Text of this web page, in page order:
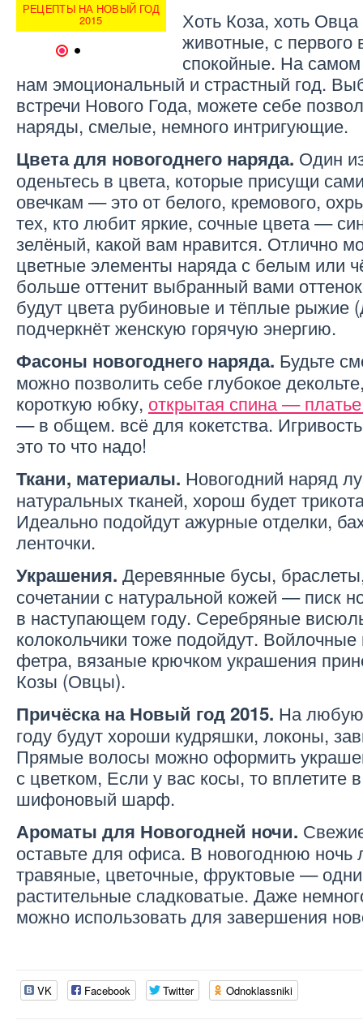
РЕЦЕПТЫ НА НОВЫЙ ГОД
2015 2013?
Хоть Коза, хоть
животные, с первого
спокойные. На
нам эмоциональный и страстный год.
встречи Нового Года, можете себе
наряды, смелые, немного интригующие.
Цвета для новогоднего наряда. Один
оденьтесь в цвета, которые присущи
овечкам — это от белого, кремового,
тех, кто любит яркие, сочные цвета —
зелёный, какой вам нравится. Отлично
цветные элементы наряда с белым или
больше оттенит выбранный вами
будут цвета рубиновые и тёплые рыжие
подчеркнёт женскую горячую энергию.
Фасоны новогоднего наряда. Будьте
можно позволить себе глубокое
короткую юбку, открытая спина —
— в общем. всё для кокетства.
это то что надо!
Ткани, материалы. Новогодний наряд
натуральных тканей, хорош будет
Идеально подойдут ажурные отделки,
ленточки.
Украшения. Деревянные бусы,
сочетании с натуральной кожей — писк
в наступающем году. Серебряные
колокольчики тоже подойдут.
фетра, вязаные крючком украшения
Козы (Овцы).
Причёска на Новый год 2015. На любую
году будут хороши кудряшки, локоны,
Прямые волосы можно оформить
с цветком, Если у вас косы, то вплетите
шифоновый шарф.
Ароматы для Новогодней ночи.
оставьте для офиса. В новогоднюю
травяные, цветочные, фруктовые —
растительные сладковатые. Даже
можно использовать для завершения
VK Facebook Twitter Odnoklassniki